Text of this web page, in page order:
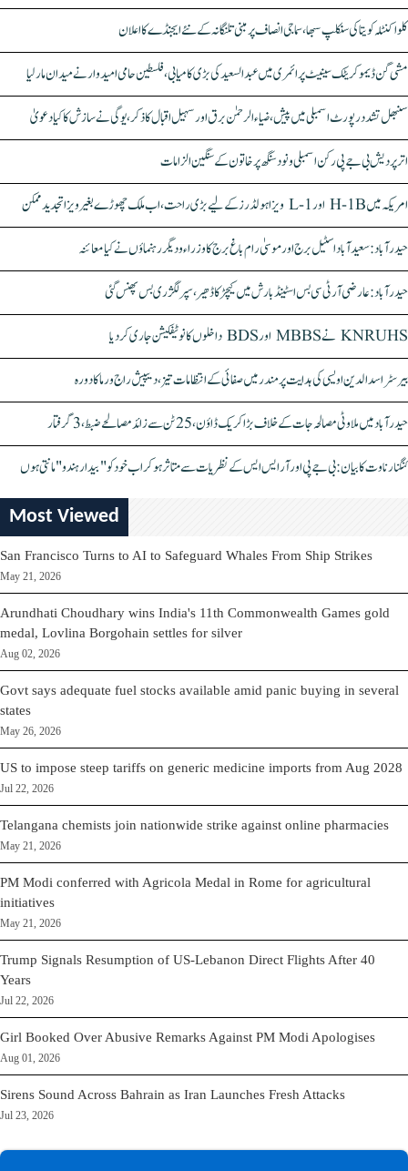
کلواکنٹلہ کویتا کی سنکلپ سبھا، سماجی انصاف پر مبنی تلنگانہ کے نئے ایجنڈے کا اعلان
مشی گن ڈیموکریٹک سینیٹ پرائمری میں عبدالسعید کی بڑی کامیابی، فلسطین حامی امیدوار نے میدان مار لیا
سنبھل تشدد رپورٹ اسمبلی میں پیش، ضیاء الرحمٰن برق اور سہیل اقبال کا ذکر، یوگی نے سازش کا کیا دعویٰ
اتر پردیش بی جے پی رکن اسمبلی ونود سنگھ پر خاتون کے سنگین الزامات
امریکہ میں H-1B اور L-1 ویزا ہولڈرز کے لیے بڑی راحت، اب ملک چھوڑے بغیر ویزا تجدید ممکن
حیدرآباد: سعیدآباد اسٹیل برج اور موسیٰ رام باغ برج کا وزراء و دیگر رہنماؤں نے کیا معائنہ
حیدرآباد: عارضی آر ٹی سی بس اسٹینڈ بارش میں کیچڑ کا ڈھیر، سپر لگژری بس پھنس گئی
KNRUHS نے MBBS اور BDS داخلوں کا نوٹیفکیشن جاری کر دیا
بیرسٹر اسدالدین اویسی کی ہدایت پر مندر میں صفائی کے انتظامات تیز، دیپیش راج ورما کا دورہ
حیدرآباد میں ملاوٹی مصالحہ جات کے خلاف بڑا کریک ڈاؤن، 25 ٹن سے زائد مصالحے ضبط، 3 گرفتار
کنگنا رناوت کا بیان: بی جے پی اور آر ایس ایس کے نظریات سے متاثر ہو کر اب خود کو "بیدار ہندو" مانتی ہوں
Most Viewed
San Francisco Turns to AI to Safeguard Whales From Ship Strikes
May 21, 2026
Arundhati Choudhary wins India's 11th Commonwealth Games gold
medal, Lovlina Borgohain settles for silver
Aug 02, 2026
Govt says adequate fuel stocks available amid panic buying in several
states
May 26, 2026
US to impose steep tariffs on generic medicine imports from Aug 2028
Jul 22, 2026
Telangana chemists join nationwide strike against online pharmacies
May 21, 2026
PM Modi conferred with Agricola Medal in Rome for agricultural
initiatives
May 21, 2026
Trump Signals Resumption of US-Lebanon Direct Flights After 40
Years
Jul 22, 2026
Girl Booked Over Abusive Remarks Against PM Modi Apologises
Aug 01, 2026
Sirens Sound Across Bahrain as Iran Launches Fresh Attacks
Jul 23, 2026